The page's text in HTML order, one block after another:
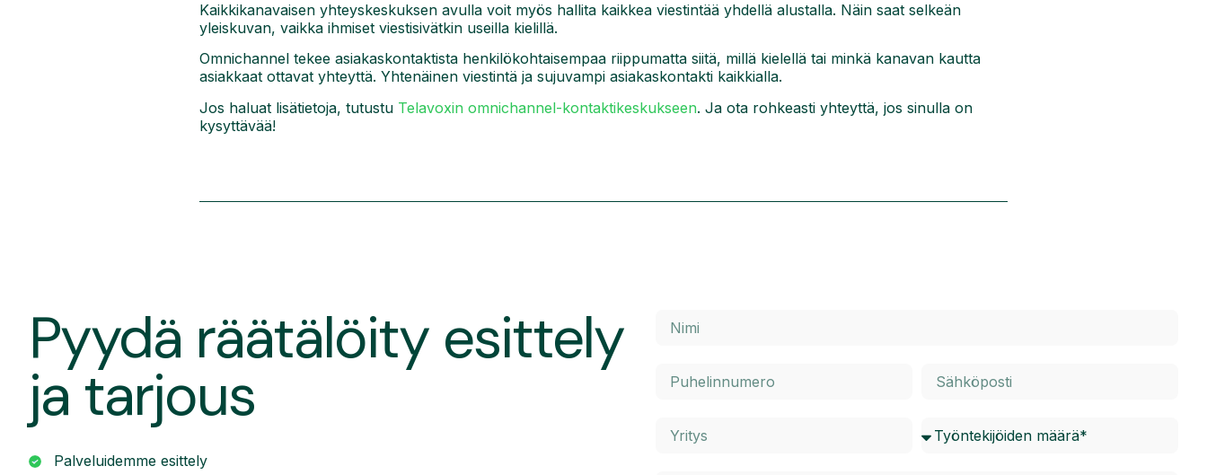
Kaikkikanavaisen yhteyskeskuksen avulla voit myös hallita kaikkea viestintää yhdellä alustalla. Näin saat selkeän
yleiskuvan, vaikka ihmiset viestisivätkin useilla kielillä.
Omnichannel tekee asiakaskontaktista henkilökohtaisempaa riippumatta siitä, millä kielellä tai minkä kanavan kautta
asiakkaat ottavat yhteyttä. Yhtenäinen viestintä ja sujuvampi asiakaskontakti kaikkialla.
Jos haluat lisätietoja, tutustu Telavoxin omnichannel-kontaktikeskukseen. Ja ota rohkeasti yhteyttä, jos sinulla on
kysyttävää!
Pyydä räätälöity esittely
ja tarjous
Palveluidemme esittely